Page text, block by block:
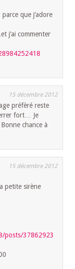
que j’adore
j’ai commenter
15 décembre 2012
préfèré reste
fort… Je
chance à
15 décembre 2012
petite sirène
posts/37862923